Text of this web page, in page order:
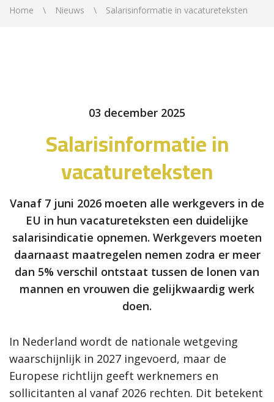
Home Nieuws Salarisinformatie in vacatureteksten
03 december 2025
Salarisinformatie in
vacatureteksten
Vanaf 7 juni 2026 moeten alle werkgevers in de
EU in hun vacatureteksten een duidelijke
salarisindicatie opnemen. Werkgevers moeten
daarnaast maatregelen nemen zodra er meer
dan 5% verschil ontstaat tussen de lonen van
mannen en vrouwen die gelijkwaardig werk
doen.
In Nederland wordt de nationale wetgeving
waarschijnlijk in 2027 ingevoerd, maar de
Europese richtlijn geeft werknemers en
sollicitanten al vanaf 2026 rechten. Dit betekent